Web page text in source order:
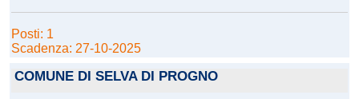
Posti: 1
Scadenza: 27-10-2025
COMUNE DI SELVA DI PROGNO